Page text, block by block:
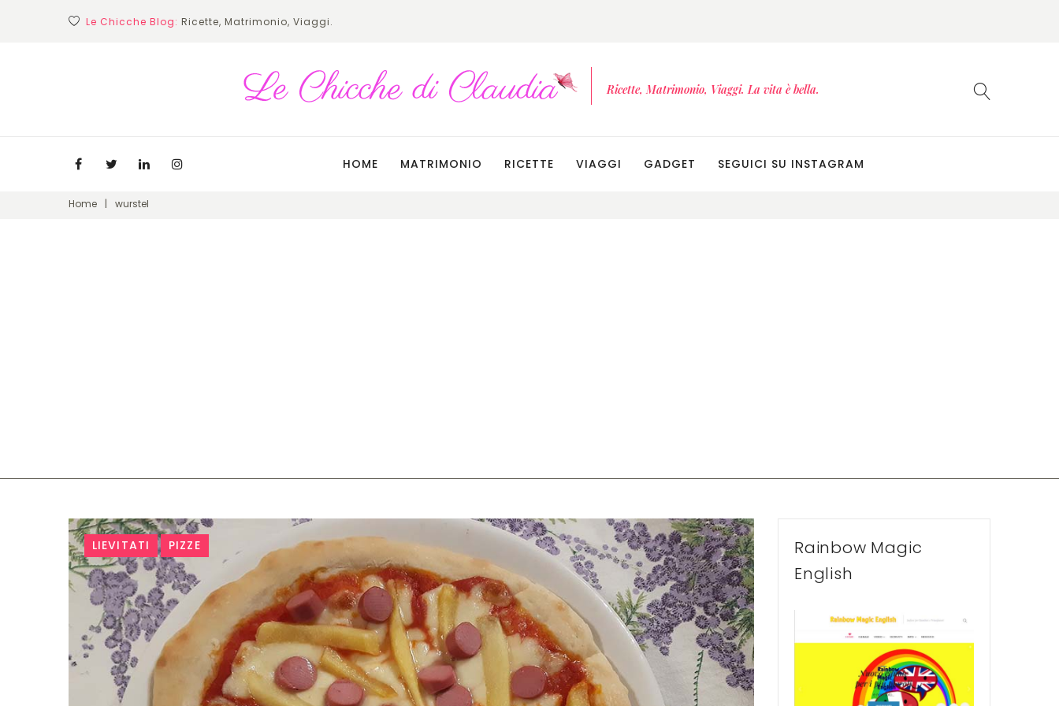
Le Chicche Blog: Ricette, Matrimonio, Viaggi.
Ricette, Matrimonio, Viaggi. La vita è bella.
HOME MATRIMONIO RICETTE VIAGGI GADGET SEGUICI SU INSTAGRAM
Home | wurstel
Tag:
LIEVITATI PIZZE
Rainbow Magic
English